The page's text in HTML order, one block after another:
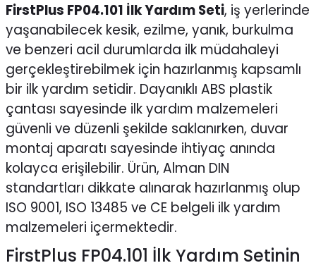
FirstPlus FP04.101 İlk Yardım Seti, iş yerlerinde
yaşanabilecek kesik, ezilme, yanık, burkulma
ve benzeri acil durumlarda ilk müdahaleyi
gerçekleştirebilmek için hazırlanmış kapsamlı
bir ilk yardım setidir. Dayanıklı ABS plastik
çantası sayesinde ilk yardım malzemeleri
güvenli ve düzenli şekilde saklanırken, duvar
montaj aparatı sayesinde ihtiyaç anında
kolayca erişilebilir. Ürün, Alman DIN
standartları dikkate alınarak hazırlanmış olup
ISO 9001, ISO 13485 ve CE belgeli ilk yardım
malzemeleri içermektedir.
FirstPlus FP04.101 İlk Yardım Setinin